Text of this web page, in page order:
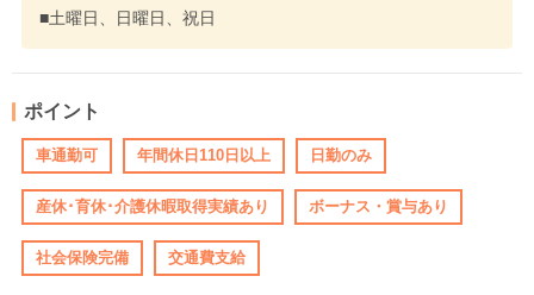
■土曜日、日曜日、祝日
ポイント
車通勤可 年間休日110日以上 日勤のみ
産休･育休･介護休暇取得実績あり ボーナス・賞与あり
社会保険完備 交通費支給